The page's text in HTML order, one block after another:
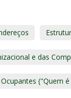
e das
("Quem